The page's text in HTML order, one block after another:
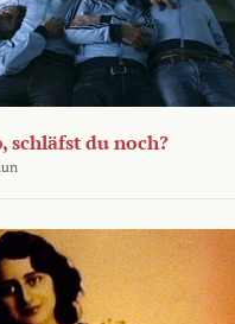
schläfst du noch?